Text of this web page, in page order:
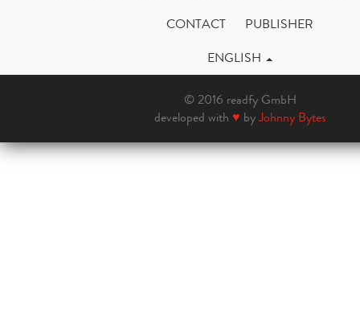
CONTACT
PUBLISHER
ENGLISH
© 2016 readfy GmbH
developed with ♥ byJohnny Bytes